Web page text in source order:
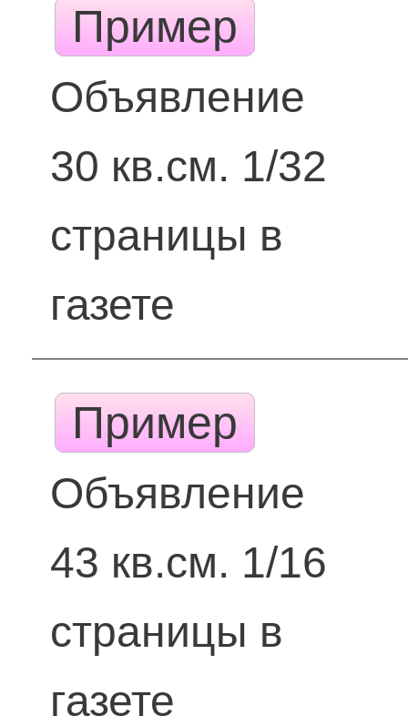
Пример
Объявление
30 кв.см. 1/32
страницы в
газете
Пример
Объявление
43 кв.см. 1/16
страницы в
газете